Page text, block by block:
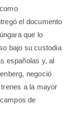
el documento
que lo
bajo su custodia
españolas y, al
negoció
a la mayor
de